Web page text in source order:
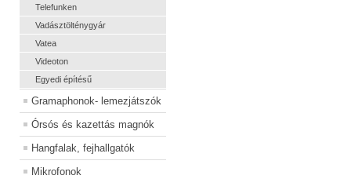
Telefunken
Vadásztölténygyár
Vatea
Videoton
Egyedi építésű
Gramaphonok- lemezjátszók
Órsós és kazettás magnók
Hangfalak, fejhallgatók
Mikrofonok